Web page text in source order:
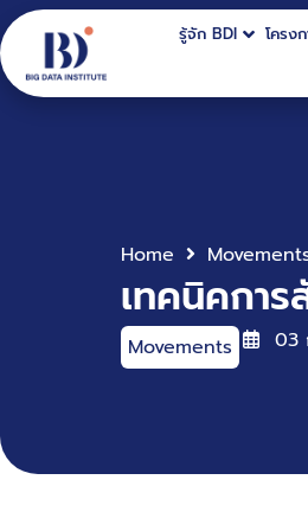
รู้จัก BDI โครง
Home
เทคนิคกา
Movements 03